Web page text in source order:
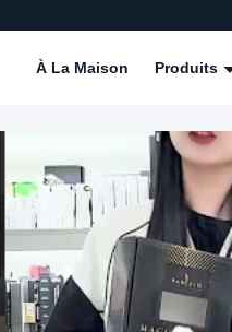
À La Maison Produits